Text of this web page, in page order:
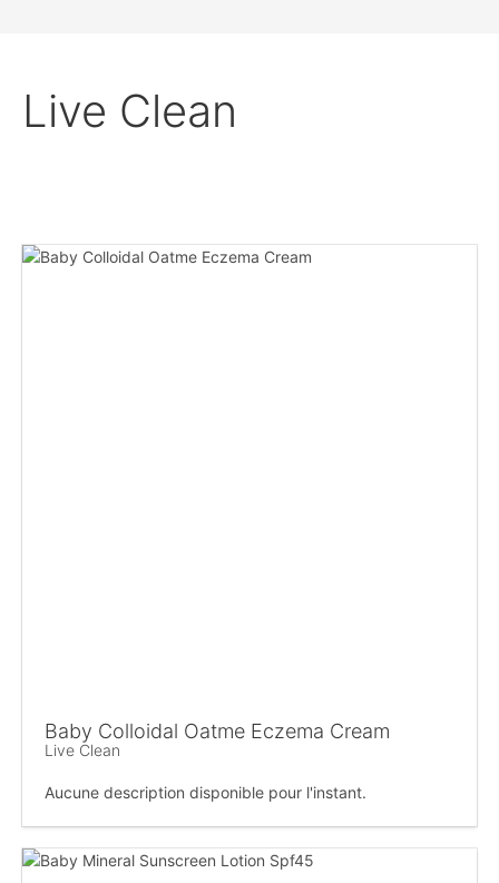
Live Clean
Baby Colloidal Oatme Eczema Cream
Live Clean
Aucune description disponible pour l'instant.